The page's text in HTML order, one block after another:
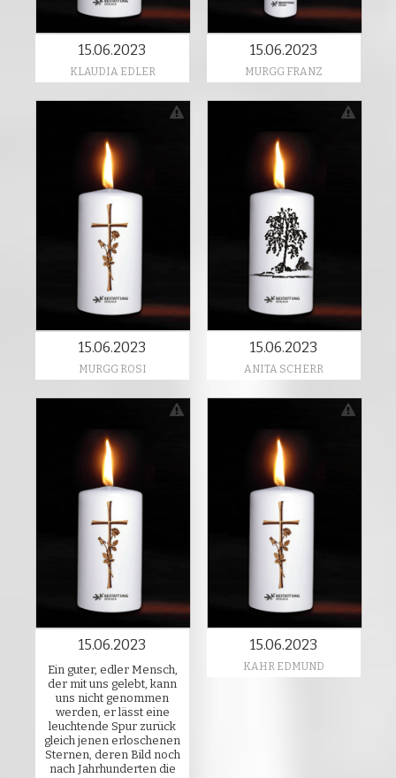
15.06.2023
KLAUDIA EDLER
15.06.2023
MURGG FRANZ
15.06.2023
MURGG ROSI
15.06.2023
ANITA SCHERR
15.06.2023
Ein guter, edler Mensch,
der mit uns gelebt, kann
uns nicht genommen
werden, er lässt eine
leuchtende Spur zurück
gleich jenen erloschenen
Sternen, deren Bild noch
nach Jahrhunderten die
15.06.2023
KAHR EDMUND